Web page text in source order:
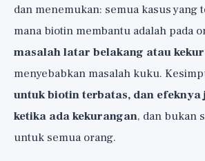
dan menemukan: semua kasus yang
mana biotin membantu adalah pada
masalah latar belakang atau
menyebabkan masalah kuku.
untuk biotin terbatas, dan
ketika ada kekurangan, dan bukan
untuk semua orang.